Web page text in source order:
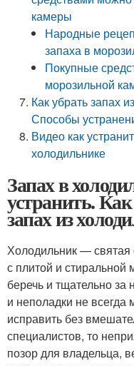
камеры
Народные
запаха в
Покупные
морозильной
Как убрать запах
Способы
Видео как
холодильнике
Запах в
устранить.
запах из
Холодильник —
с плитой и стиральной
беречь и тщательно
и неполадки не всегда
исправить без
специалистов, то
позор для владельца,